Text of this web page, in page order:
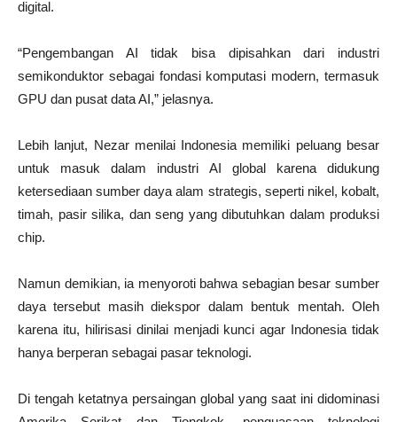
digital.
“Pengembangan AI tidak bisa dipisahkan dari industri
semikonduktor sebagai fondasi komputasi modern, termasuk
GPU dan pusat data AI,” jelasnya.
Lebih lanjut, Nezar menilai Indonesia memiliki peluang besar
untuk masuk dalam industri AI global karena didukung
ketersediaan sumber daya alam strategis, seperti nikel, kobalt,
timah, pasir silika, dan seng yang dibutuhkan dalam produksi
chip.
Namun demikian, ia menyoroti bahwa sebagian besar sumber
daya tersebut masih diekspor dalam bentuk mentah. Oleh
karena itu, hilirisasi dinilai menjadi kunci agar Indonesia tidak
hanya berperan sebagai pasar teknologi.
Di tengah ketatnya persaingan global yang saat ini didominasi